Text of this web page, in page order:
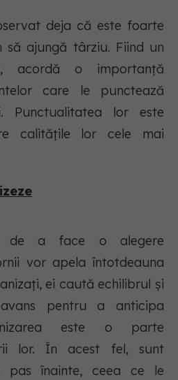
deja că este foarte
ajungă târziu. Fiind un
acordă o importanță
care le punctează
lor este
calitățile lor cele mai
de a face o alegere
vor apela întotdeauna
ei caută echilibrul și
pentru a anticipa
este o parte
lor. În acest fel, sunt
pas înainte, ceea ce le